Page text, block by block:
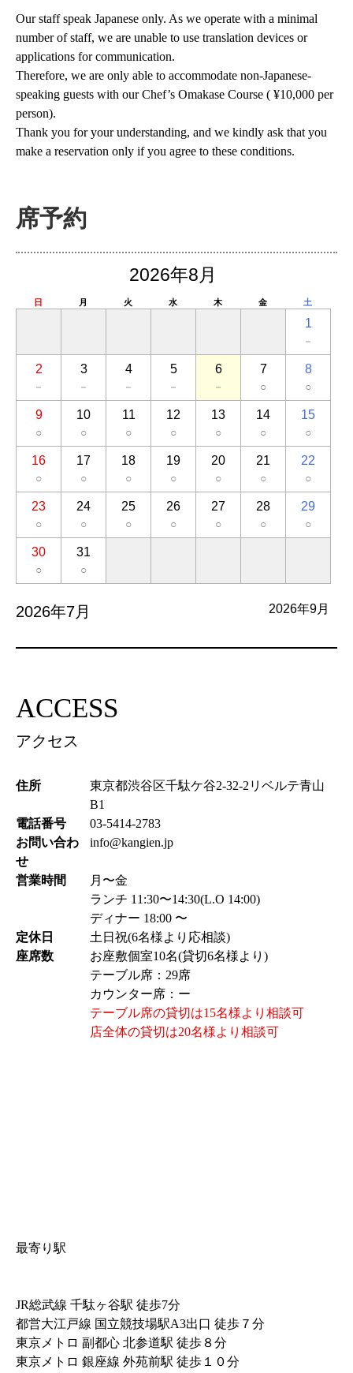
Our staff speak Japanese only. As we operate with a minimal
number of staff, we are unable to use translation devices or
applications for communication.
Therefore, we are only able to accommodate non-Japanese-
speaking guests with our Chef’s Omakase Course ( ¥10,000 per
person).
Thank you for your understanding, and we kindly ask that you
make a reservation only if you agree to these conditions.
席予約
2026年8月
日 月 火 水 木 金 土
1
－
2
－
3
－
4
－
5
－
6
－
7
○
8
○
9
○
10
○
11
○
12
○
13
○
14
○
15
○
16
○
17
○
18
○
19
○
20
○
21
○
22
○
23
○
24
○
25
○
26
○
27
○
28
○
29
○
30
○
31
○
2026年7月 2026年9月
ACCESS
アクセス
住所
東京都渋谷区千駄ケ谷2-32-2リベルテ青山
B1
電話番号
03-5414-2783
お問い合わ
せ
info@kangien.jp
営業時間
月〜金
ランチ 11:30〜14:30(L.O 14:00)
ディナー 18:00 〜
定休日
土日祝(6名様より応相談)
座席数
お座敷個室10名(貸切6名様より)
テーブル席：29席
カウンター席：ー
テーブル席の貸切は15名様より相談可
店全体の貸切は20名様より相談可
最寄り駅
JR総武線 千駄ヶ谷駅 徒歩7分
都営大江戸線 国立競技場駅A3出口 徒歩７分
東京メトロ 副都心 北参道駅 徒歩８分
東京メトロ 銀座線 外苑前駅 徒歩１０分